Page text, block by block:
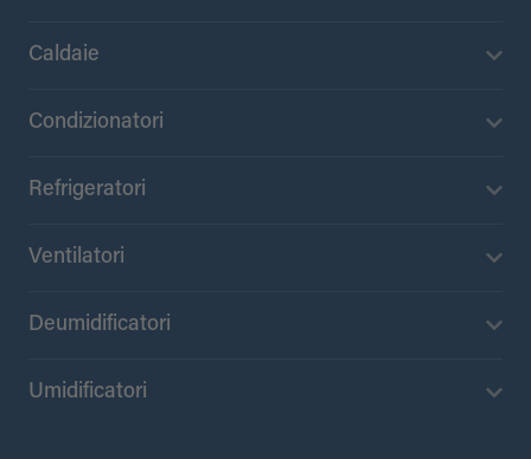
Caldaie
Condizionatori
Refrigeratori
Ventilatori
Deumidificatori
Umidificatori